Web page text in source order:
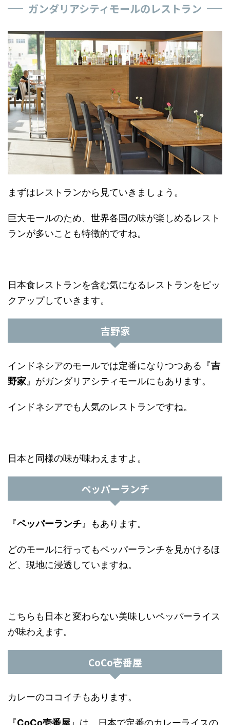
ガンダリアシティモールのレストラン
まずはレストランから見ていきましょう。
巨大モールのため、世界各国の味が楽しめるレスト
ランが多いことも特徴的ですね。
日本食レストランを含む気になるレストランをピッ
クアップしていきます。
吉野家
インドネシアのモールでは定番になりつつある『吉
野家 』がガンダリアシティモールにもあります。
インドネシアでも人気のレストランですね。
日本と同様の味が味わえますよ。
ペッパーランチ
『ペッパーランチ 』もあります。
どのモールに行ってもペッパーランチを見かけるほ
ど、現地に浸透していますね。
こちらも日本と変わらない美味しいペッパーライス
が味わえます。
CoCo壱番屋
カレーのココイチもあります。
『CoCo壱番屋 』は、日本で定番のカレーライスの